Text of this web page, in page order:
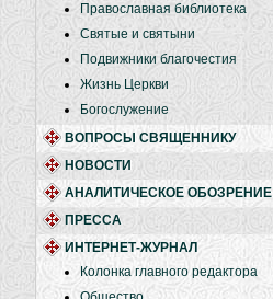
Православная библиотека
Святые и святыни
Подвижники благочестия
Жизнь Церкви
Богослужение
ВОПРОСЫ СВЯЩЕННИКУ
НОВОСТИ
АНАЛИТИЧЕСКОЕ ОБОЗРЕНИЕ
ПРЕССА
ИНТЕРНЕТ-ЖУРНАЛ
Колонка главного редактора